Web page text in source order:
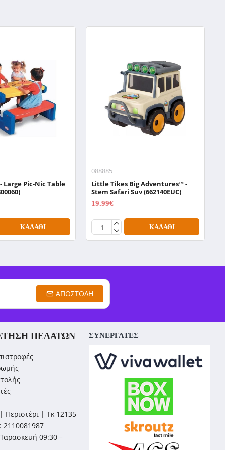
Large Pic-Nic Table
ΚΑΛΆΘΙ
088885
Little Tikes Big Adventures™ -
Stem Safari Suv (662140EUC)
19.99€
ΚΑΛΆΘΙ
ΑΠΟΣΤΟΛΉ
ΠΕΛΑΤΏΝ
Περιστέρι | Τκ 12135
2110081987
09:30 –
ΣΥΝΕΡΓΑΤΕΣ